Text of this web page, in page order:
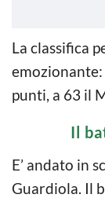
La classifica
punti, a 63 il
Il
E’ andato in
Guardiola. Il